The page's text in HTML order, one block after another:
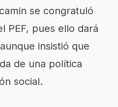
se congratuló
PEF, pues ello dará
insistió que
de una política
social.